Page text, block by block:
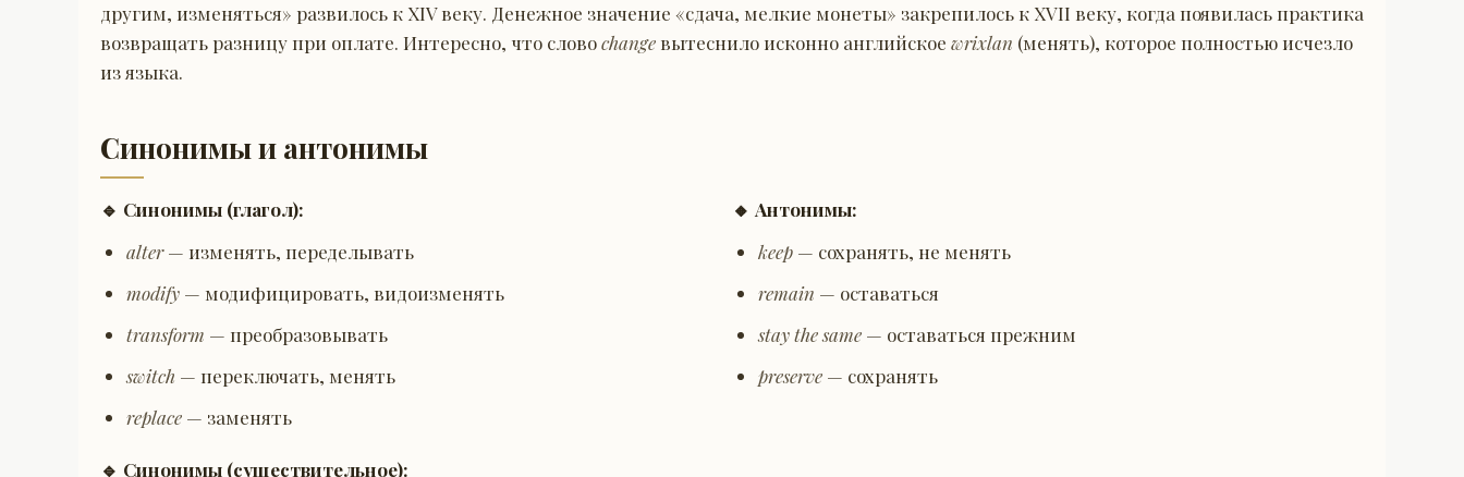
другим, изменяться» развилось к XIV веку. Денежное значение «сдача, мелкие монеты» закрепилось к XVII веку, когда появилась практика
возвращать разницу при оплате. Интересно, что словоchange вытеснило исконно английское wrixlan (менять), которое полностью исчезло
из языка.
Синонимы и антонимы
🔹 Синонимы (глагол):
alter— изменять, переделывать
modify — модифицировать, видоизменять
transform — преобразовывать
switch — переключать, менять
replace — заменять
🔹 Синонимы (существительное):
🔸 Антонимы:
keep — сохранять, не менять
remain — оставаться
stay the same — оставаться прежним
preserve — сохранять